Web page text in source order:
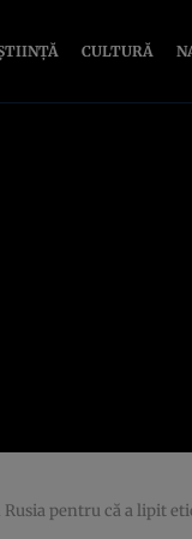
CULTURĂ
pentru că a lipit